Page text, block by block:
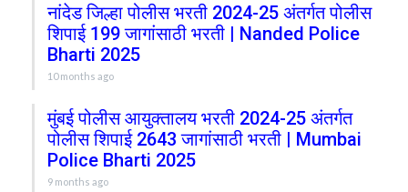
नांदेड जिल्हा पोलीस भरती 2024-25 अंतर्गत पोलीस
शिपाई 199 जागांसाठी भरती | Nanded Police
Bharti 2025
10 months ago
मुंबई पोलीस आयुक्तालय भरती 2024-25 अंतर्गत
पोलीस शिपाई 2643 जागांसाठी भरती | Mumbai
Police Bharti 2025
9 months ago